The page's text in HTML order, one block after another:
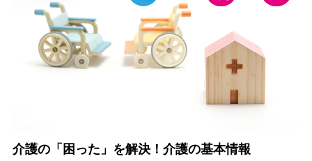
介護の「困った」を解決！介護の基本情報